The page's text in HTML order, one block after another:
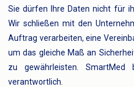
Sie dürfen Ihre Daten nicht für
Wir schließen mit den
Auftrag verarbeiten, eine
um das gleiche Maß an
zu gewährleisten.
verantwortlich.